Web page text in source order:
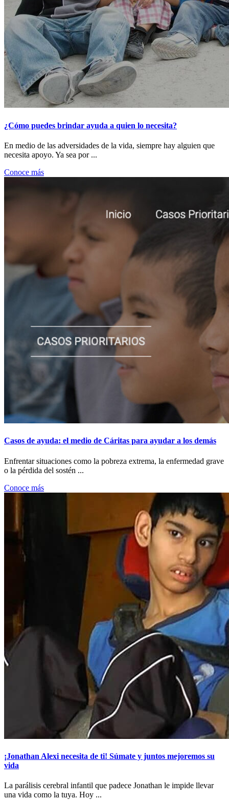
¿Cómo puedes brindar ayuda a quien lo necesita?
En medio de las adversidades de la vida, siempre hay alguien que
necesita apoyo. Ya sea por ...
Conoce más
Casos de ayuda: el medio de Cáritas para ayudar a los demás
Enfrentar situaciones como la pobreza extrema, la enfermedad grave
o la pérdida del sostén ...
Conoce más
¡Jonathan Alexi necesita de ti! Súmate y juntos mejoremos su
vida
La parálisis cerebral infantil que padece Jonathan le impide llevar
una vida como la tuya. Hoy ...